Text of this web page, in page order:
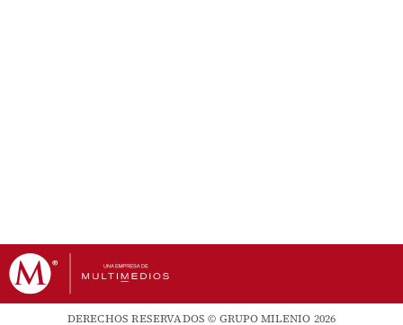
DERECHOS RESERVADOS © GRUPO MILENIO 2026